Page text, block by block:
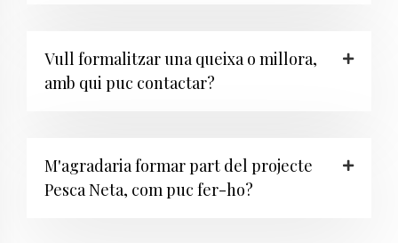
Vull formalitzar una queixa o millora,
amb qui puc contactar?
M'agradaria formar part del projecte
Pesca Neta, com puc fer-ho?